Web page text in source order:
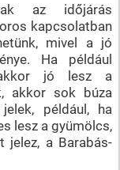
az időjárás
kapcsolatban
mivel a jó
Ha például
jó lesz a
akkor sok búza
például, ha
lesz a gyümölcs,
jelez, a Barabás-